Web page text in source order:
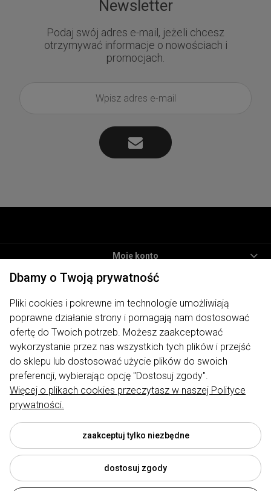
Newsletter
Podaj swój adres e-mail, jeżeli chcesz
otrzymywać informacje o nowościach i
promocjach.
Moje konto
Informacje
Płatności i dostawa
O nas
ODWIEDŹ NAS
Sklep internetowy My Lauren | ul. Traugutta 7, 62-400 Słupca |
biuro@mylauren.pl|730 004 449| NIP: 6671715479 | REGON:
300974891
Dbamy o Twoją prywatność
Pliki cookies i pokrewne im technologie umożliwiają
poprawne działanie strony i pomagają nam dostosować
ofertę do Twoich potrzeb. Możesz zaakceptować
wykorzystanie przez nas wszystkich tych plików i przejść
do sklepu lub dostosować użycie plików do swoich
preferencji, wybierając opcję "Dostosuj zgody".
Więcej o plikach cookies przeczytasz w naszej Polityce
prywatności.
zaakceptuj tylko niezbędne
dostosuj zgody